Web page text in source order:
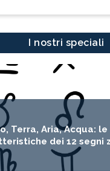
I nostri speciali
Terra, Aria, Acqua: le
dei 12 segni